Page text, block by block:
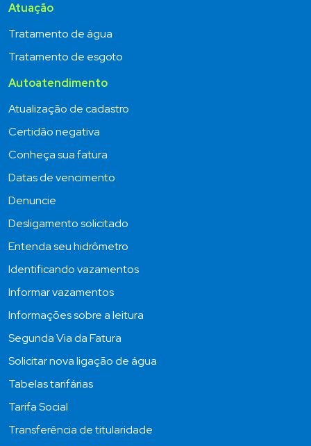
Atuação
Tratamento de água
Tratamento de esgoto
Autoatendimento
Atualização de cadastro
Certidão negativa
Conheça sua fatura
Datas de vencimento
Denuncie
Desligamento solicitado
Entenda seu hidrômetro
Identificando vazamentos
Informar vazamentos
Informações sobre a leitura
Segunda Via da Fatura
Solicitar nova ligação de água
Tabelas tarifárias
Tarifa Social
Transferência de titularidade